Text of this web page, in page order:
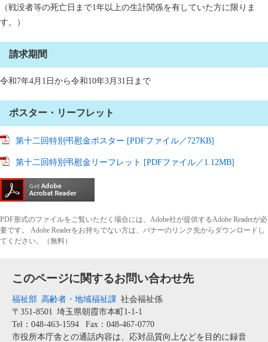
（戦没者等の死亡日まで1年以上の生計関係を有していた方に限りま
す。）
請求期間
令和7年4月1日から令和10年3月31日まで
ポスター・リーフレット
第十二回特別弔慰金ポスター [PDFファイル／727KB]
第十二回特別弔慰金リーフレット [PDFファイル／1.12MB]
PDF形式のファイルをご覧いただく場合には、Adobe社が提供するAdobe Readerが必
要です。
Adobe Readerをお持ちでない方は、バナーのリンク先からダウンロードし
てください。（無料）
このページに関するお問い合わせ先
福祉部 高齢者・地域福祉課 社会福祉係
〒351-8501
埼玉県朝霞市本町1-1-1
Tel：048-463-1594
Fax：048-467-0770
市役所本庁舎との通話内容は、応対品質向上などを目的に録音